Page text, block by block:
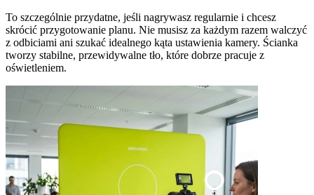
To szczególnie przydatne, jeśli nagrywasz regularnie i chcesz
skrócić przygotowanie planu. Nie musisz za każdym razem walczyć
z odbiciami ani szukać idealnego kąta ustawienia kamery. Ścianka
tworzy stabilne, przewidywalne tło, które dobrze pracuje z
oświetleniem.